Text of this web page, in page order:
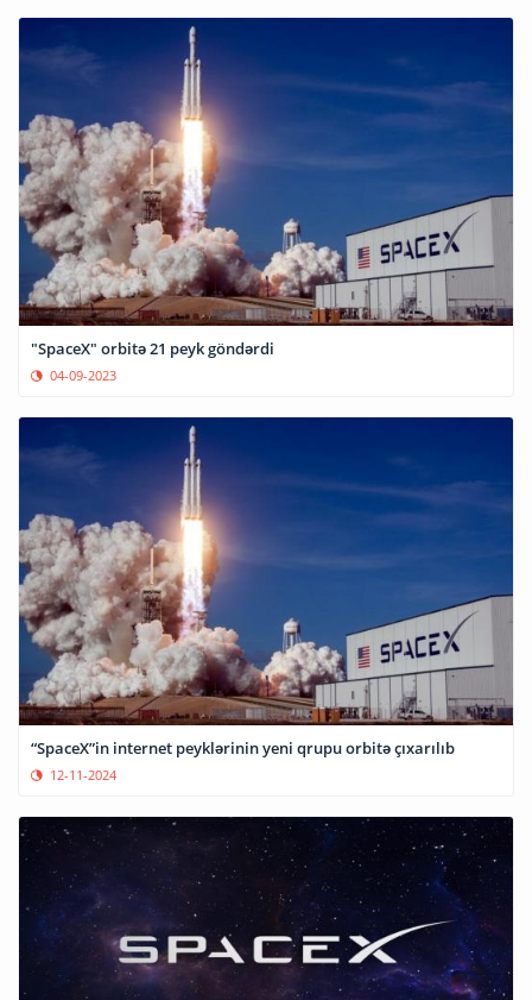
"SpaceX" orbitə 21 peyk göndərdi
04-09-2023
“SpaceX”in internet peyklərinin yeni qrupu orbitə çıxarılıb
12-11-2024